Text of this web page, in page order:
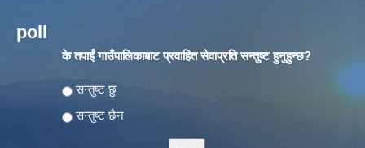
poll
के तपाईं गाउँपालिकाबाट प्रवाहित सेवाप्रति सन्तुष्ट हुनुहुन्छ?
Choices
सन्तुष्ट छु
सन्तुष्ट छैन